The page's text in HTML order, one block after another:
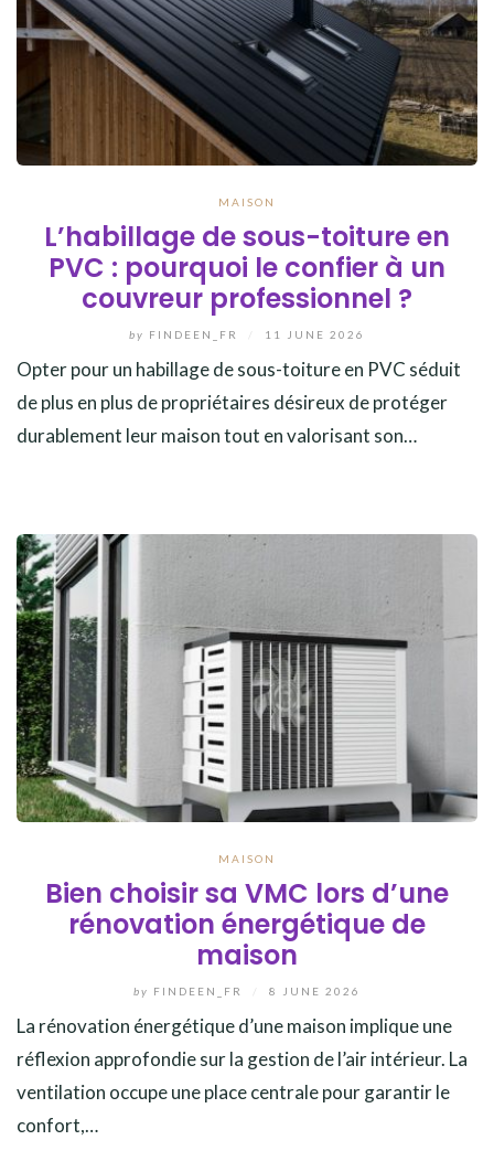
MAISON
L’habillage de sous-toiture en
PVC : pourquoi le confier à un
couvreur professionnel ?
by FINDEEN_FR 11 JUNE 2026
Opter pour un habillage de sous-toiture en PVC séduit
de plus en plus de propriétaires désireux de protéger
durablement leur maison tout en valorisant son…
MAISON
Bien choisir sa VMC lors d’une
rénovation énergétique de
maison
by FINDEEN_FR 8 JUNE 2026
La rénovation énergétique d’une maison implique une
réflexion approfondie sur la gestion de l’air intérieur. La
ventilation occupe une place centrale pour garantir le
confort,…